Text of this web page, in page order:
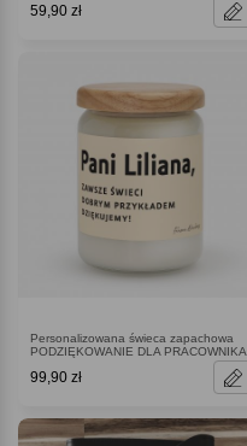
59,90 zł
Personalizowana świeca zapachowa
PODZIĘKOWANIE DLA PRACOWNIKA
99,90 zł